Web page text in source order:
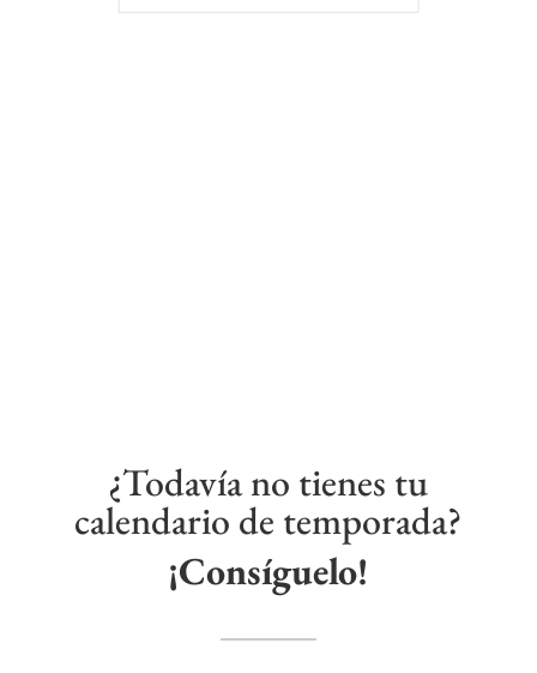
¿Todavía no tienes tu
calendario de temporada?
¡Consíguelo!